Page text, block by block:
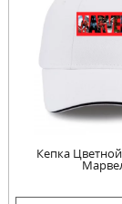
Кепка